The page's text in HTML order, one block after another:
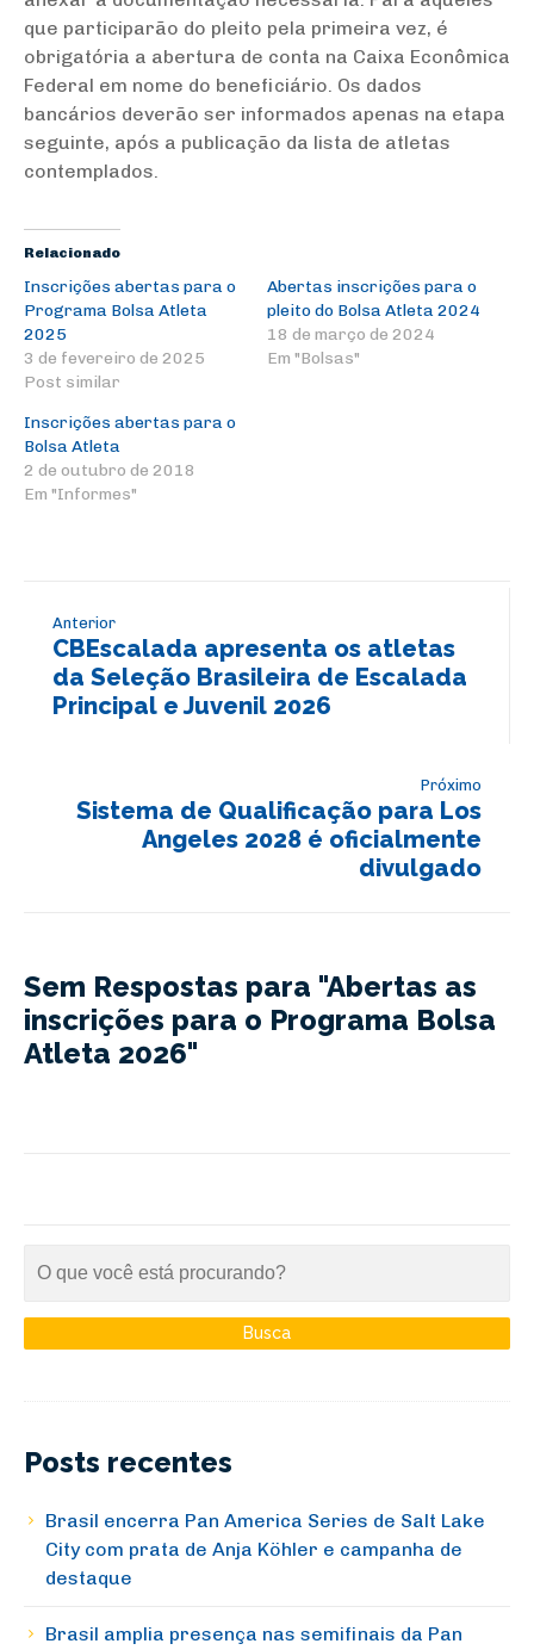
que participarão do pleito pela primeira vez, é
obrigatória a abertura de conta na Caixa Econômica
Federal em nome do beneficiário. Os dados
bancários deverão ser informados apenas na etapa
seguinte, após a publicação da lista de atletas
contemplados.
Relacionado
Inscrições abertas para o
Programa Bolsa Atleta
2025
3 de fevereiro de 2025
Post similar
Abertas inscrições para o
pleito do Bolsa Atleta 2024
18 de março de 2024
Em "Bolsas"
Inscrições abertas para o
Bolsa Atleta
2 de outubro de 2018
Em "Informes"
Anterior
CBEscalada apresenta os atletas
da Seleção Brasileira de Escalada
Principal e Juvenil 2026
Próximo
Sistema de Qualificação para Los
Angeles 2028 é oficialmente
divulgado
Sem Respostas para "Abertas as
inscrições para o Programa Bolsa
Atleta 2026"
Posts recentes
Brasil encerra Pan America Series de Salt Lake
City com prata de Anja Köhler e campanha de
destaque
Brasil amplia presença nas semifinais da Pan